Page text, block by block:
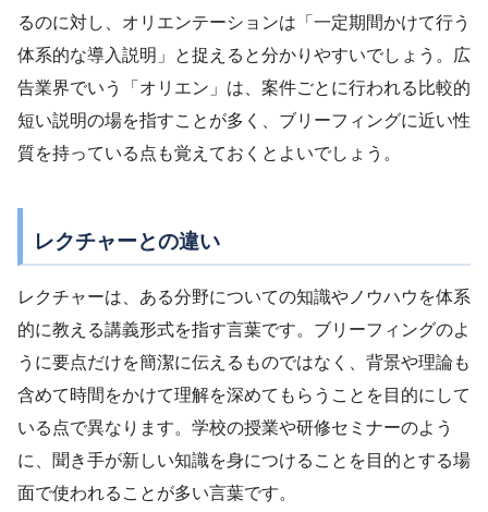
るのに対し、オリエンテーションは「一定期間かけて行う
体系的な導入説明」と捉えると分かりやすいでしょう。広
告業界でいう「オリエン」は、案件ごとに行われる比較的
短い説明の場を指すことが多く、ブリーフィングに近い性
質を持っている点も覚えておくとよいでしょう。
レクチャーとの違い
レクチャーは、ある分野についての知識やノウハウを体系
的に教える講義形式を指す言葉です。ブリーフィングのよ
うに要点だけを簡潔に伝えるものではなく、背景や理論も
含めて時間をかけて理解を深めてもらうことを目的にして
いる点で異なります。学校の授業や研修セミナーのよう
に、聞き手が新しい知識を身につけることを目的とする場
面で使われることが多い言葉です。